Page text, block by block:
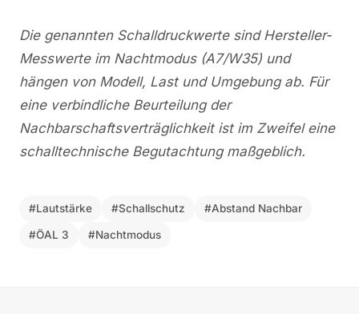
Die genannten Schalldruckwerte sind Hersteller-
Messwerte im Nachtmodus (A7/W35) und
hängen von Modell, Last und Umgebung ab. Für
eine verbindliche Beurteilung der
Nachbarschaftsverträglichkeit ist im Zweifel eine
schalltechnische Begutachtung maßgeblich.
#Lautstärke #Schallschutz #Abstand Nachbar
#ÖAL 3 #Nachtmodus